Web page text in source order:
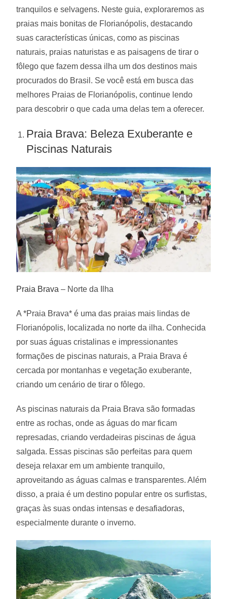
tranquilos e selvagens. Neste guia, exploraremos as
praias mais bonitas de Florianópolis, destacando
suas características únicas, como as piscinas
naturais, praias naturistas e as paisagens de tirar o
fôlego que fazem dessa ilha um dos destinos mais
procurados do Brasil. Se você está em busca das
melhores Praias de Florianópolis, continue lendo
para descobrir o que cada uma delas tem a oferecer.
Praia Brava: Beleza Exuberante e
Piscinas Naturais
Praia Brava – Norte da Ilha
A *Praia Brava* é uma das praias mais lindas de
Florianópolis, localizada no norte da ilha. Conhecida
por suas águas cristalinas e impressionantes
formações de piscinas naturais, a Praia Brava é
cercada por montanhas e vegetação exuberante,
criando um cenário de tirar o fôlego.
As piscinas naturais da Praia Brava são formadas
entre as rochas, onde as águas do mar ficam
represadas, criando verdadeiras piscinas de água
salgada. Essas piscinas são perfeitas para quem
deseja relaxar em um ambiente tranquilo,
aproveitando as águas calmas e transparentes. Além
disso, a praia é um destino popular entre os surfistas,
graças às suas ondas intensas e desafiadoras,
especialmente durante o inverno.